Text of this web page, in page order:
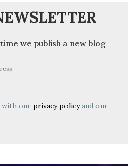
we publish a new blog
with our privacy policyand our